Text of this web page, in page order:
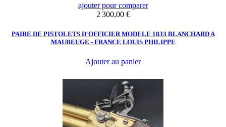
ajouter pour comparer
Prix
2 300,00 €
PAIRE DE PISTOLETS D'OFFICIER MODELE 1833 BLANCHARD A
MAUBEUGE - FRANCE LOUIS PHILIPPE
Ajouter au panier